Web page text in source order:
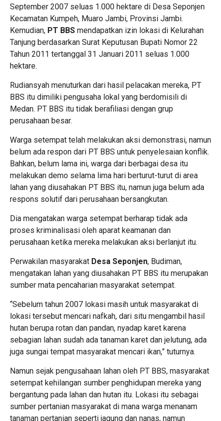
September 2007 seluas 1.000 hektare di Desa Seponjen
Kecamatan Kumpeh, Muaro Jambi, Provinsi Jambi.
Kemudian, PT BBS mendapatkan izin lokasi di Kelurahan
Tanjung berdasarkan Surat Keputusan Bupati Nomor 22
Tahun 2011 tertanggal 31 Januari 2011 seluas 1.000
hektare.
Rudiansyah menuturkan dari hasil pelacakan mereka, PT
BBS itu dimiliki pengusaha lokal yang berdomisili di
Medan. PT BBS itu tidak berafiliasi dengan grup
perusahaan besar.
Warga setempat telah melakukan aksi demonstrasi, namun
belum ada respon dari PT BBS untuk penyelesaian konflik.
Bahkan, belum lama ini, warga dari berbagai desa itu
melakukan demo selama lima hari berturut-turut di area
lahan yang diusahakan PT BBS itu, namun juga belum ada
respons solutif dari perusahaan bersangkutan.
Dia mengatakan warga setempat berharap tidak ada
proses kriminalisasi oleh aparat keamanan dan
perusahaan ketika mereka melakukan aksi berlanjut itu.
Perwakilan masyarakat Desa Seponjen, Budiman,
mengatakan lahan yang diusahakan PT BBS itu merupakan
sumber mata pencaharian masyarakat setempat.
“Sebelum tahun 2007 lokasi masih untuk masyarakat di
lokasi tersebut mencari nafkah, dari situ mengambil hasil
hutan berupa rotan dan pandan, nyadap karet karena
sebagian lahan sudah ada tanaman karet dan jelutung, ada
juga sungai tempat masyarakat mencari ikan,” tuturnya.
Namun sejak pengusahaan lahan oleh PT BBS, masyarakat
setempat kehilangan sumber penghidupan mereka yang
bergantung pada lahan dan hutan itu. Lokasi itu sebagai
sumber pertanian masyarakat di mana warga menanam
tanaman pertanian seperti jagung dan nanas, namun